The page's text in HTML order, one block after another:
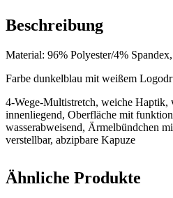
Beschreibung
Material: 96% Polyester/4% Spandex,
Farbe dunkelblau mit weißem
4-Wege-Multistretch, weiche Haptik,
innenliegend, Oberfläche mit
wasserabweisend, Ärmelbündchen
verstellbar, abzipbare Kapuze
Ähnliche Produkte